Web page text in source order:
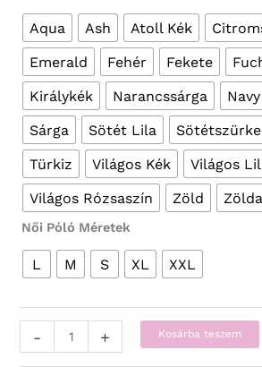
Aqua Ash Atoll Kék
Emerald
Fehér Fekete
Királykék
Narancssárga Navy
Sárga
Sötét Lila Sötétszürke
Türkiz
Világos Kék
Világos
Világos Rózsaszín
Zöld
Női Póló Méretek
L M S XL XXL
-
Pólók
+ Kosárba teszem